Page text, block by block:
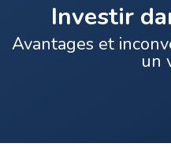
Investir
Avantages et
un